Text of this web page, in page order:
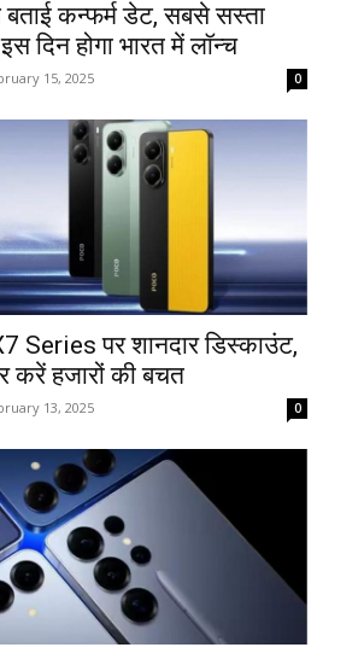
कन्फर्म डेट, सबसे सस्ता
दिन होगा भारत में लॉन्च
15, 2025 0
Series पर शानदार डिस्काउंट,
करें हजारों की बचत
13, 2025 0